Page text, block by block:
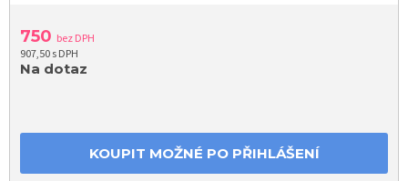
750 bez DPH
907,50 s DPH
Na dotaz
KOUPIT MOŽNÉ PO PŘIHLÁŠENÍ